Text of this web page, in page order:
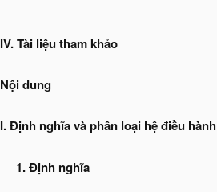
IV. Tài liệu tham khảo
Nội dung
I. Định nghĩa và phân loại hệ điều hành
1. Định nghĩa